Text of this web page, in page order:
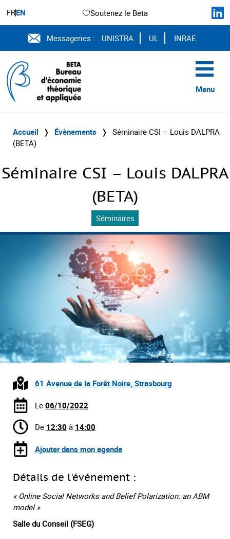
FREN Soutenez le Beta
Messageries : UNISTRA UL INRAE
Menu
Accueil ❭ Évènements ❭ Séminaire CSI – Louis DALPRA
(BETA)
Séminaire CSI – Louis DALPRA
(BETA)
Séminaires
61 Avenue de la Forêt Noire, Strasbourg
Le 06/10/2022
De 12:30 à 14:00
Ajouter dans mon agenda
Détails de l'événement :
« Online Social Networks and Belief Polarization: an ABM
model »
Salle du Conseil (FSEG)